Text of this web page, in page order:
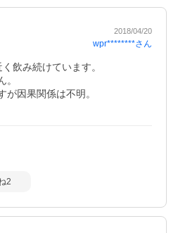
2018/04/20
wpr********さん
飲み続けています。
。
が因果関係は不明。
2